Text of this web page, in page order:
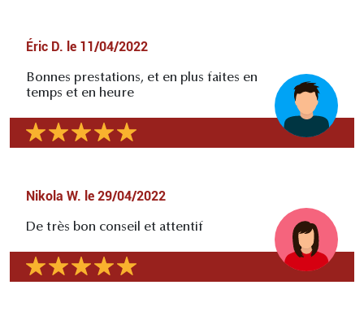
Éric D. le 11/04/2022
Bonnes prestations, et en plus faites en
temps et en heure
Nikola W. le 29/04/2022
De très bon conseil et attentif